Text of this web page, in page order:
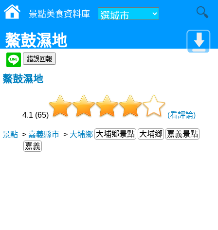
景點美食資料庫
鰲鼓濕地
鰲鼓濕地
4.1 (65) (看評論)
景點 > 嘉義縣市 > 大埔鄉 大埔鄉景點 大埔鄉 嘉義景點
嘉義